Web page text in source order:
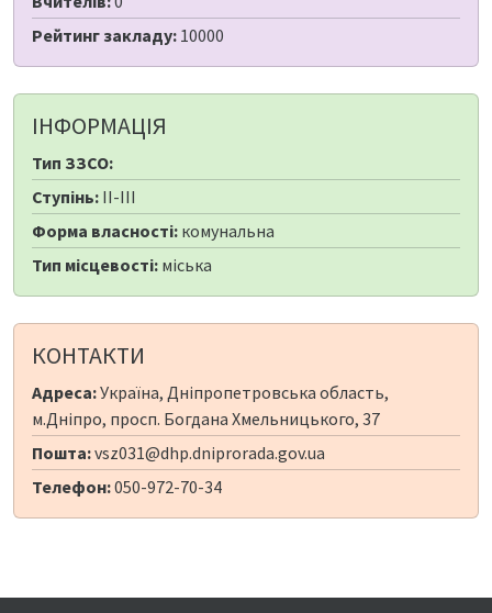
Рейтинг закладу: 10000
ІНФОРМАЦІЯ
Тип ЗЗСО:
Ступінь: II-III
Форма власності: комунальна
Тип місцевості: міська
КОНТАКТИ
Адреса:Україна, Дніпропетровська область,
м.Дніпро, просп. Богдана Хмельницького, 37
Пошта:vsz031@dhp.dniprorada.gov.ua
Телефон:050-972-70-34